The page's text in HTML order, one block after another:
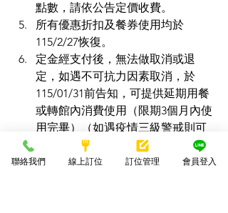
點數，請依公告定價收費。
所有優惠折扣及餐券使用均於
115/2/27恢復。
定金經支付後，無法做取消或退
定，如遇不可抗力因素取消，於
115/01/31前告知，可提供延期用餐
或轉館內消費使用（限期3個月內使
用完畢）（如遇疫情三級警戒則可
全額退定）。
上述公告潮港城保留最終解釋權。
聯絡我們 線上訂位 訂位管理 會員登入